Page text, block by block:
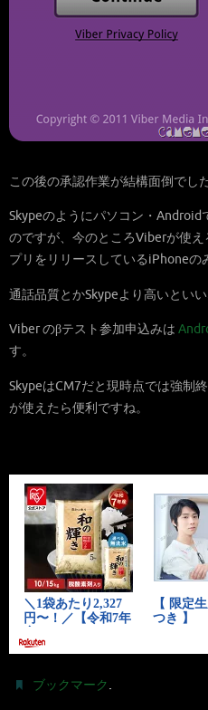
この後の承認作業が結構面倒でし
Skypeのようにパソコン・
のですが、今のところViberが使
プリをリリースしているiPhoneの
通話品質とかSkypeより高いといい
Viber のβテスト参加申込みは
す。
SkypeはCM7だと現時点では強制
が使えたら便利ですね。
ブックマーク.